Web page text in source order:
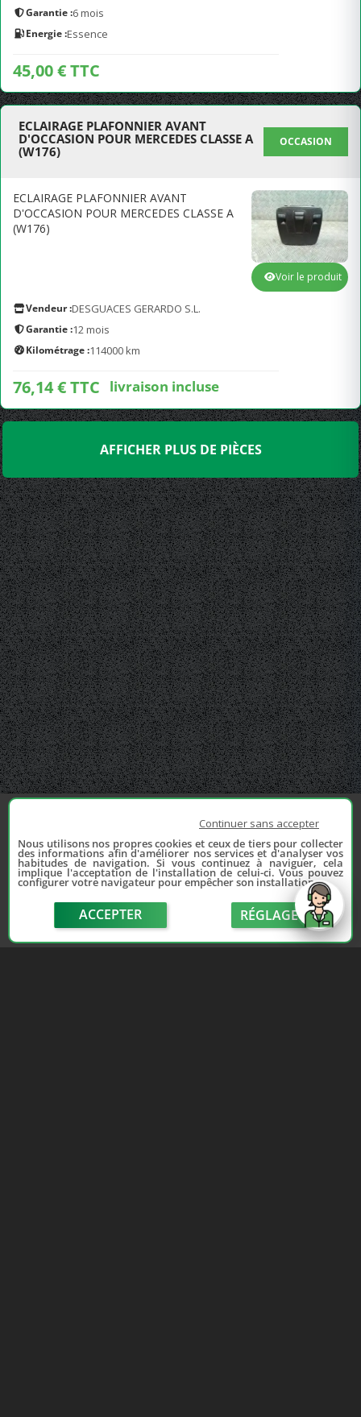
Garantie :6 mois
Energie :Essence
45,00 € TTC
ECLAIRAGE PLAFONNIER AVANT
D'OCCASION POUR MERCEDES CLASSE A
(W176)
OCCASION
ECLAIRAGE PLAFONNIER AVANT
D'OCCASION POUR MERCEDES CLASSE A
(W176)
Vendeur :DESGUACES GERARDO S.L.
Garantie :12 mois
Kilométrage :114000 km
76,14 € TTC livraison incluse
Voir le produit
AFFICHER PLUS DE PIÈCES
Continuer sans accepter
Nous utilisons nos propres cookies et ceux de tiers pour collecter
des informations afin d'améliorer nos services et d'analyser vos
habitudes de navigation. Si vous continuez à naviguer, cela
implique l'acceptation de l'installation de celui-ci. Vous pouvez
configurer votre navigateur pour empêcher son installation.
ACCEPTER RÉGLAGE